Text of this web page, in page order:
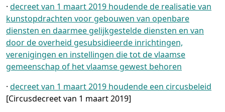
· decreet van 1 maart 2019 houdende de realisatie van
kunstopdrachten voor gebouwen van openbare
diensten en daarmee gelijkgestelde diensten en van
door de overheid gesubsidieerde inrichtingen,
verenigingen en instellingen die tot de vlaamse
gemeenschap of het vlaamse gewest behoren
· decreet van 1 maart 2019 houdende een circusbeleid
[Circusdecreet van 1 maart 2019]